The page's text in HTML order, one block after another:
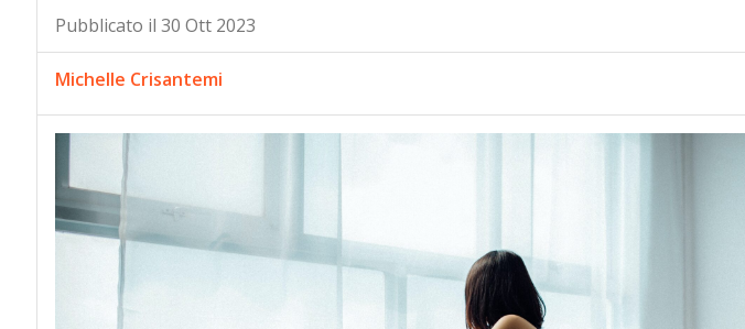
Pubblicato il 30 Ott 2023
Michelle Crisantemi